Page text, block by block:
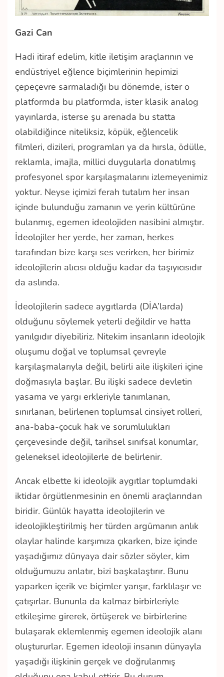
Gazi Can
Hadi itiraf edelim, kitle iletişim araçlarının ve
endüstriyel eğlence biçimlerinin hepimizi
çepeçevre sarmaladığı bu dönemde, ister o
platformda bu platformda, ister klasik analog
yayınlarda, isterse şu arenada bu statta
olabildiğince niteliksiz, köpük, eğlencelik
filmleri, dizileri, programları ya da hırsla, ödülle,
reklamla, imajla, millici duygularla donatılmış
profesyonel spor karşılaşmalarını izlemeyenimiz
yoktur. Neyse içimizi ferah tutalım her insan
içinde bulunduğu zamanın ve yerin kültürüne
bulanmış, egemen ideolojiden nasibini almıştır.
İdeolojiler her yerde, her zaman, herkes
tarafından bize karşı ses verirken, her birimiz
ideolojilerin alıcısı olduğu kadar da taşıyıcısıdır
da aslında.
İdeolojilerin sadece aygıtlarda (DİA’larda)
olduğunu söylemek yeterli değildir ve hatta
yanılgıdır diyebiliriz. Nitekim insanların ideolojik
oluşumu doğal ve toplumsal çevreyle
karşılaşmalarıyla değil, belirli aile ilişkileri içine
doğmasıyla başlar. Bu ilişki sadece devletin
yasama ve yargı erkleriyle tanımlanan,
sınırlanan, belirlenen toplumsal cinsiyet rolleri,
ana-baba-çocuk hak ve sorumlulukları
çerçevesinde değil, tarihsel sınıfsal konumlar,
geleneksel ideolojilerle de belirlenir.
Ancak elbette ki ideolojik aygıtlar toplumdaki
iktidar örgütlenmesinin en önemli araçlarından
biridir. Günlük hayatta ideolojilerin ve
ideolojikleştirilmiş her türden argümanın anlık
olaylar halinde karşımıza çıkarken, bize içinde
yaşadığımız dünyaya dair sözler söyler, kim
olduğumuzu anlatır, bizi başkalaştırır. Bunu
yaparken içerik ve biçimler yarışır, farklılaşır ve
çatışırlar. Bununla da kalmaz birbirleriyle
etkileşime girerek, örtüşerek ve birbirlerine
bulaşarak eklemlenmiş egemen ideolojik alanı
oluştururlar. Egemen ideoloji insanın dünyayla
yaşadığı ilişkinin gerçek ve doğrulanmış